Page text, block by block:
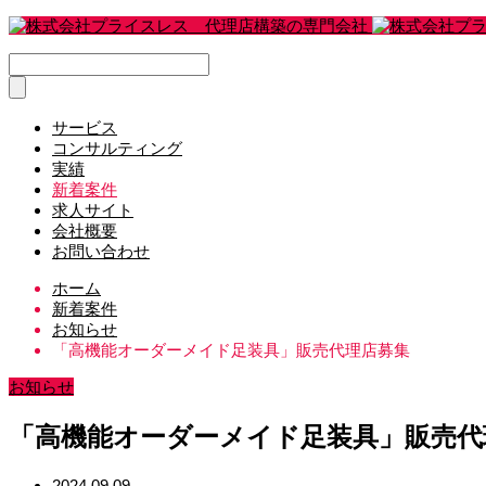
サービス
コンサルティング
実績
新着案件
求人サイト
会社概要
お問い合わせ
ホーム
新着案件
お知らせ
「高機能オーダーメイド足装具」販売代理店募集
お知らせ
「高機能オーダーメイド足装具」販売